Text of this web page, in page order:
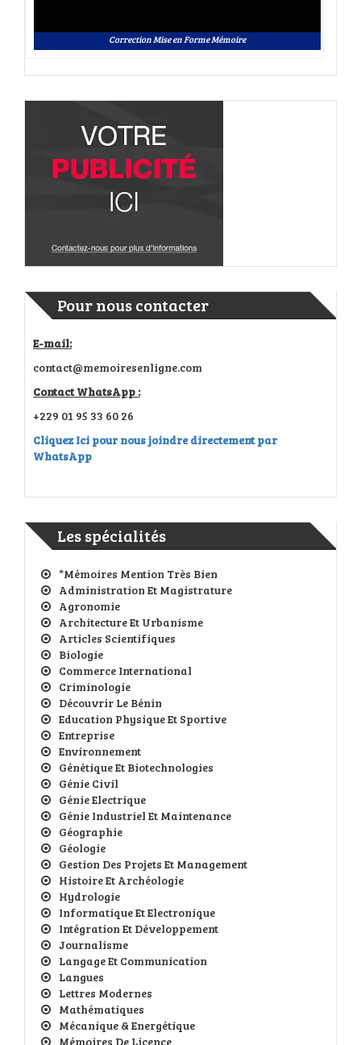
Correction Mise en Forme Mémoire
Pour nous contacter
E-mail:
contact@memoiresenligne.com
Contact WhatsApp :
+229 01 95 33 60 26
Cliquez Ici pour nous joindre directement par
WhatsApp
Les spécialités
*Mémoires Mention Très Bien
Administration Et Magistrature
Agronomie
Architecture Et Urbanisme
Articles Scientifiques
Biologie
Commerce International
Criminologie
Découvrir Le Bénin
Education Physique Et Sportive
Entreprise
Environnement
Génétique Et Biotechnologies
Génie Civil
Génie Electrique
Génie Industriel Et Maintenance
Géographie
Géologie
Gestion Des Projets Et Management
Histoire Et Archéologie
Hydrologie
Informatique Et Electronique
Intégration Et Développement
Journalisme
Langage Et Communication
Langues
Lettres Modernes
Mathématiques
Mécanique & Energétique
Mémoires De Licence